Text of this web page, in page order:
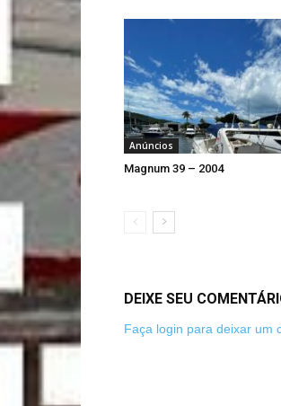
Anúncios
Magnum 39 – 2004
DEIXE SEU
Faça login para deixar um